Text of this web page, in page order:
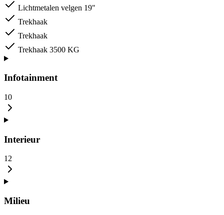
Lichtmetalen velgen 19"
Trekhaak
Trekhaak
Trekhaak 3500 KG
Infotainment
10
Interieur
12
Milieu